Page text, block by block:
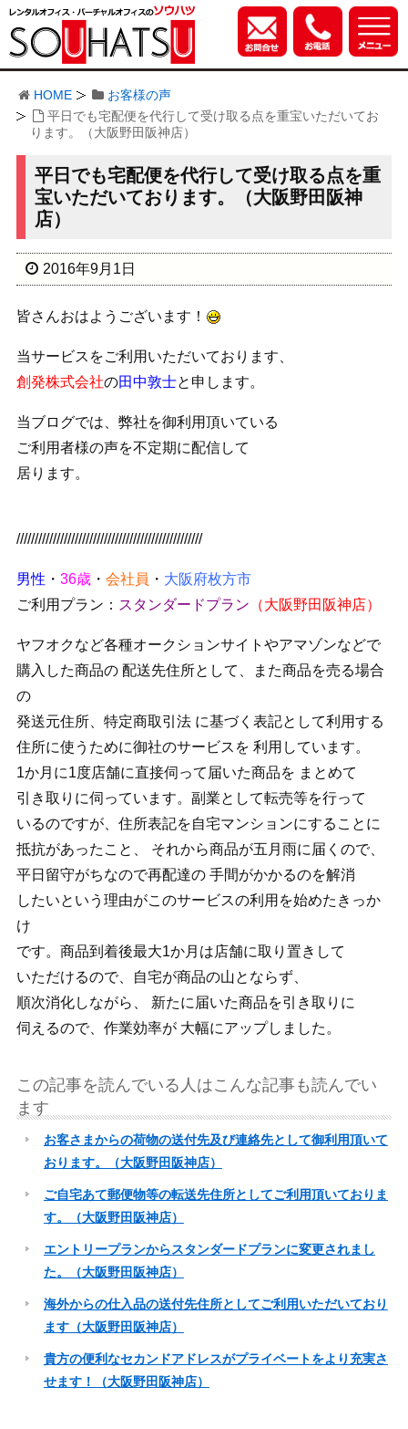
HOME
お客様の声
平日でも宅配便を代行して受け取る点を重宝いただいてお
ります。（大阪野田阪神店）
平日でも宅配便を代行して受け取る点を重
宝いただいております。（大阪野田阪神
店）
2016年9月1日
皆さんおはようございます！
当サービスをご利用いただいております、
創発株式会社の田中敦士と申します。
当ブログでは、弊社を御利用頂いている
ご利用者様の声を不定期に配信して
居ります。
///////////////////////////////////////////////////
男性 ・ 36歳・ 会社員 ・ 大阪府枚方市
ご利用プラン： スタンダードプラン （大阪野田阪神店）
ヤフオクなど各種オークションサイトやアマゾンなどで
購入した商品の 配送先住所として、また商品を売る場合
の
発送元住所、特定商取引法 に基づく表記として利用する
住所に使うために御社のサービスを 利用しています。
1か月に1度店舗に直接伺って届いた商品を まとめて
引き取りに伺っています。副業として転売等を行って
いるのですが、住所表記を自宅マンションにすることに
抵抗があったこと、 それから商品が五月雨に届くので、
平日留守がちなので再配達の 手間がかかるのを解消
したいという理由がこのサービスの利用を始めたきっか
け
です。商品到着後最大1か月は店舗に取り置きして
いただけるので、自宅が商品の山とならず、
順次消化しながら、 新たに届いた商品を引き取りに
伺えるので、作業効率が 大幅にアップしました。
この記事を読んでいる人はこんな記事も読んでい
ます
お客さまからの荷物の送付先及び連絡先として御利用頂いて
おります。（大阪野田阪神店）
ご自宅あて郵便物等の転送先住所としてご利用頂いておりま
す。（大阪野田阪神店）
エントリープランからスタンダードプランに変更されまし
た。（大阪野田阪神店）
海外からの仕入品の送付先住所としてご利用いただいており
ます（大阪野田阪神店）
貴方の便利なセカンドアドレスがプライベートをより充実さ
せます！（大阪野田阪神店）